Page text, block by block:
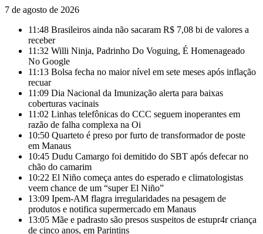
7 de agosto de 2026
11:48 Brasileiros ainda não sacaram R$ 7,08 bi de valores a
receber
11:32 Willi Ninja, Padrinho Do Voguing, É Homenageado
No Google
11:13 Bolsa fecha no maior nível em sete meses após inflação
recuar
11:09 Dia Nacional da Imunização alerta para baixas
coberturas vacinais
11:02 Linhas telefônicas do CCC seguem inoperantes em
razão de falha complexa na Oi
10:50 Quarteto é preso por furto de transformador de poste
em Manaus
10:45 Dudu Camargo foi demitido do SBT após defecar no
chão do camarim
10:22 El Niño começa antes do esperado e climatologistas
veem chance de um “super El Niño”
13:09 Ipem-AM flagra irregularidades na pesagem de
produtos e notifica supermercado em Manaus
13:05 Mãe e padrasto são presos suspeitos de estupr4r criança
de cinco anos, em Parintins